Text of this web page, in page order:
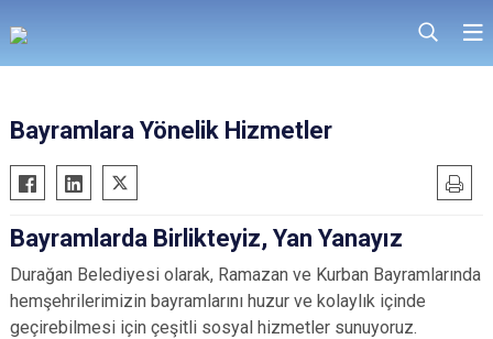
Bayramlara Yönelik Hizmetler
Bayramlarda Birlikteyiz, Yan Yanayız
Durağan Belediyesi olarak, Ramazan ve Kurban Bayramlarında
hemşehrilerimizin bayramlarını huzur ve kolaylık içinde
geçirebilmesi için çeşitli sosyal hizmetler sunuyoruz.